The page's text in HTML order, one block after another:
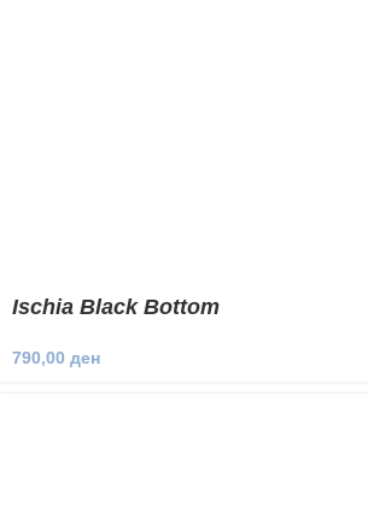
Ischia Black Bottom
790,00 ден